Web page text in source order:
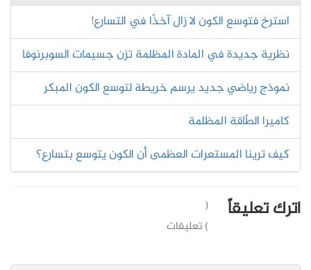
استرخ فتوسع الكون لا زال آخذًا في التسارع!
نظرية جديدة في المادة المظلمة تزن جسيمات السوبرنوفا
نموذج رياضي جديد يرسم خريطة لتوسع الكون المبكر
كاميرا الطّاقة المظلمة
كيف ترينا المستعرات العظمى أن الكون يتوسع بتسارع؟
اترك تعليقاً
(
) تعليقات